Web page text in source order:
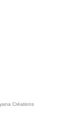
Créations